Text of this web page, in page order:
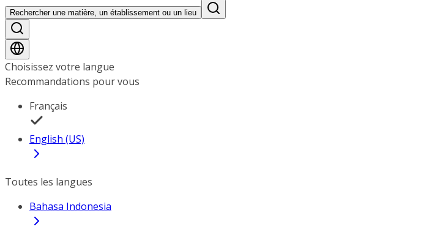
Rechercher une matière, un établissement ou un lieu
Choisissez votre langue
Recommandations pour vous
Français
English (US)
Toutes les langues
Bahasa Indonesia